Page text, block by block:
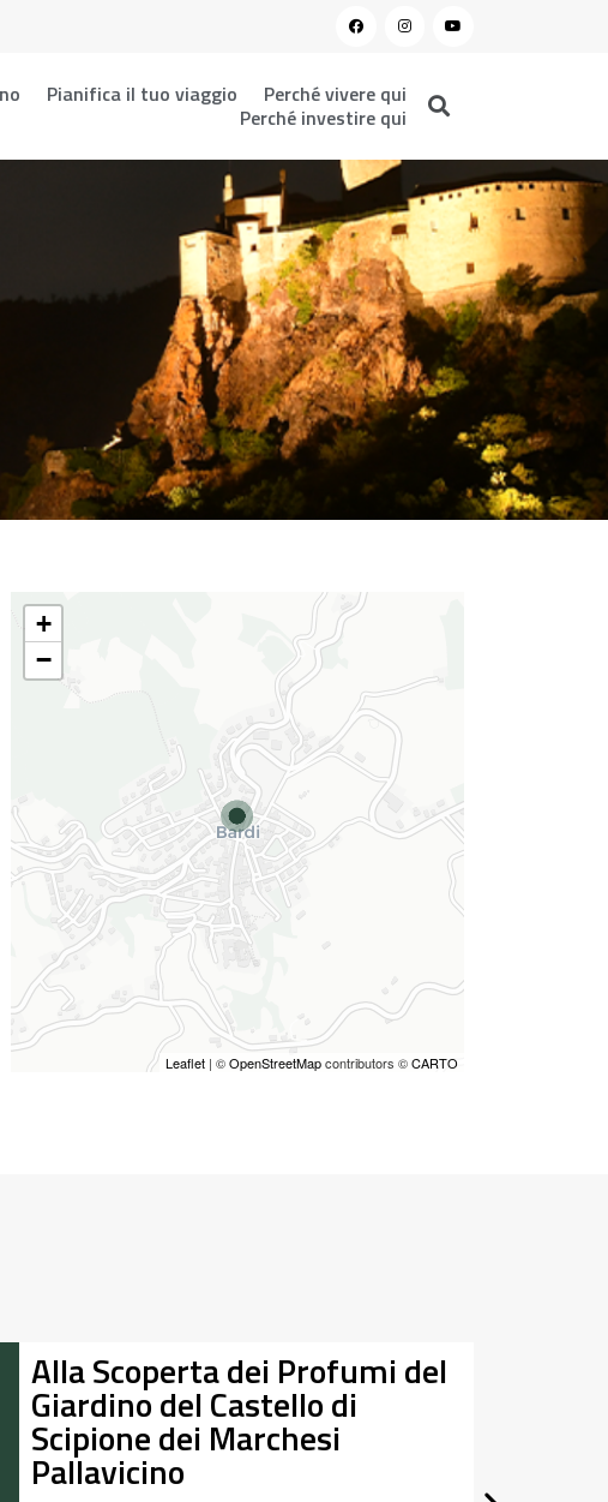
Pianifica il tuo viaggio
Perché vivere qui
Perché investire qui
+
−
Leaflet | ©OpenStreetMapcontributors ©CARTO
dei Profumi del
Castello di
Marchesi
Data